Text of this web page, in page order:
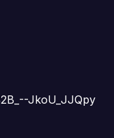
JkoU_JJQpy